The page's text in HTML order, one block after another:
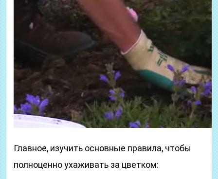
Главное, изучить основные правила, чтобы
полноценно ухаживать за цветком: